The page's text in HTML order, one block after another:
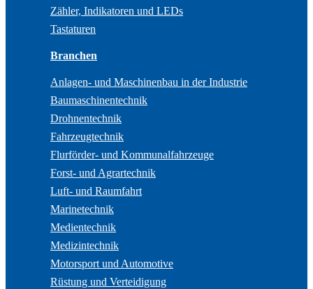
Zähler, Indikatoren und LEDs
Tastaturen
Branchen
Anlagen- und Maschinenbau in der Industrie
Baumaschinentechnik
Drohnentechnik
Fahrzeugtechnik
Flurförder- und Kommunalfahrzeuge
Forst- und Agrartechnik
Luft- und Raumfahrt
Marinetechnik
Medientechnik
Medizintechnik
Motorsport und Automotive
Rüstung und Verteidigung